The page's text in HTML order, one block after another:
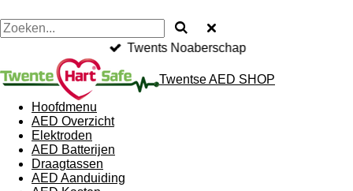
Twents Noaberschap
Twentse AED SHOP
Hoofdmenu
AED Overzicht
Elektroden
AED Batterijen
Draagtassen
AED Aanduiding